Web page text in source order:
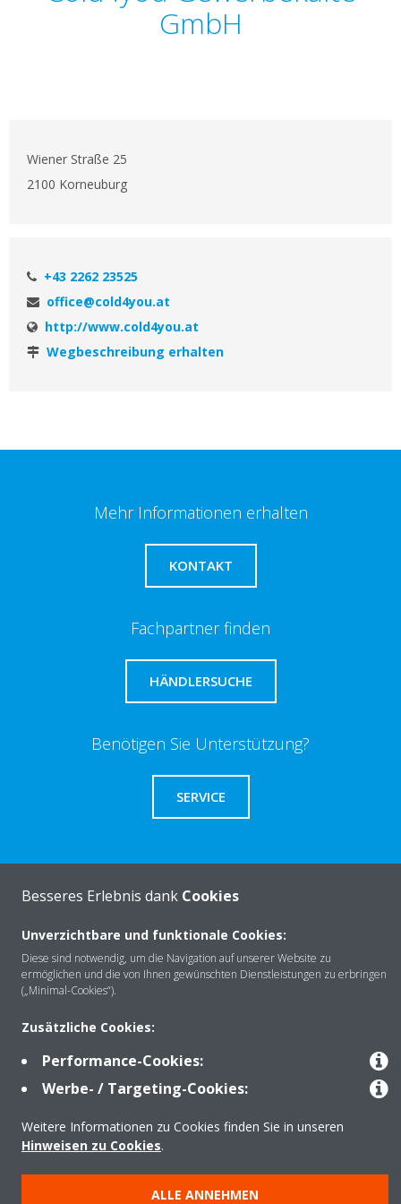
GmbH
Wiener Straße 25
2100 Korneuburg
+43 2262 23525
office@cold4you.at
http://www.cold4you.at
Wegbeschreibung erhalten
Mehr Informationen erhalten
KONTAKT
Fachpartner finden
HÄNDLERSUCHE
Benötigen Sie Unterstützung?
SERVICE
Über Daikin
Lösungen
Kontakt
Copyright © Daikin
Besseres Erlebnis dank Cookies
Unverzichtbare und funktionale Cookies:
Diese sind notwendig, um die Navigation auf unserer Website zu
ermöglichen und die von Ihnen gewünschten Dienstleistungen zu erbringen
(„Minimal-Cookies“).
Zusätzliche Cookies:
Performance-Cookies:
Werbe- / Targeting-Cookies:
Weitere Informationen zu Cookies finden Sie in unseren
Hinweisen zu Cookies.
ALLE ANNEHMEN